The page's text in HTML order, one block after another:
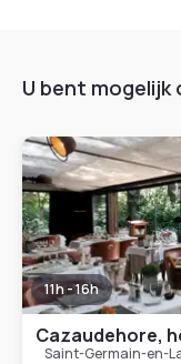
U bent
11h - 16h
Cazaudehore,
Saint-Germain-en-